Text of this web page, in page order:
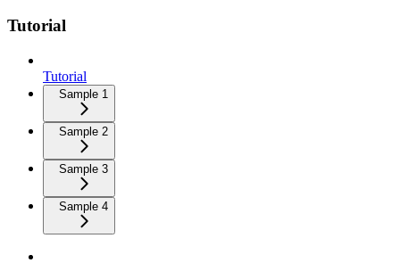
Tutorial
Tutorial
Sample 1
Sample 2
Sample 3
Sample 4